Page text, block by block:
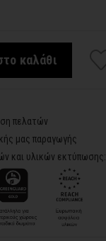
καλάθι
πελατών
μας παραγωγής
και υλικών εκτύπωσης: